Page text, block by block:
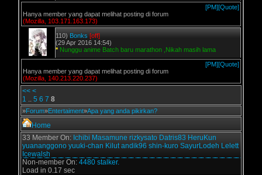
[PM][Quote]
Hanya member yang dapat melihat posting di forum
(Mozilla, 103.171.163.173)
110) Bonks [off]
(29 Apr 2016 14:54)
* Nunggu anime Batch baru marathon ,Nikah masih lama
[PM][Quote]
Hanya member yang dapat melihat posting di forum
(Mozilla, 140.213.220.237)
<< <
1 .. 5 6 7 8
»Forum»Entertaiment»Apa yang anda pikirkan?
Home
33 Member On: Ichibi Masamune rizkysato Datris83 HeruKun
yuananggono yuuki-chan Kilut andik96 shin-kuro SayurLodeh Lelett
Icewalsh
Non-member On: 4480 stalker.
Load in 0.17 sec